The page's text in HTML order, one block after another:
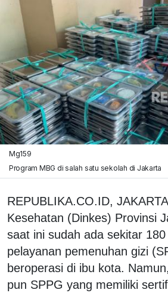
Mg159
Program MBG di salah satu sekolah di Jakarta
REPUBLIKA.CO.ID,
Kesehatan (Dinkes) Provinsi
saat ini sudah ada sekitar
pelayanan pemenuhan gizi
beroperasi di ibu kota.
pun SPPG yang memiliki